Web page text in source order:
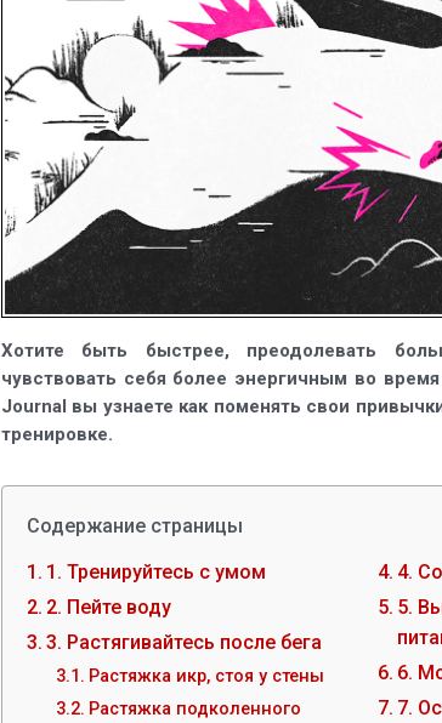
Хотите быть быстрее, преодолевать
чувствовать себя более энергичным во
Journal вы узнаете как поменять свои
тренировке.
Содержание страницы
1. Тренируйтесь с умом
2. Пейте воду
3. Растягивайтесь после бега
Растяжка икр, стоя у стены
Растяжка подколенного
4.
5.
6.
7.